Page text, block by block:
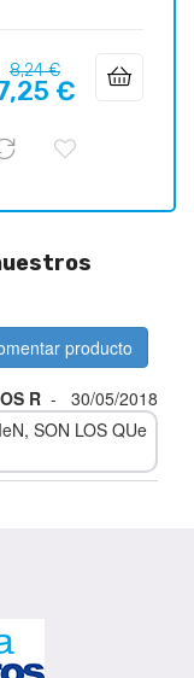
Precio
regular
8,24 €Precio
€
producto
R -
30/05/2018
SON LOS QUe